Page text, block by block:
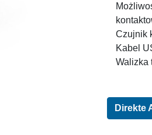
Czujnik
Kabel
Walizka
Direkte